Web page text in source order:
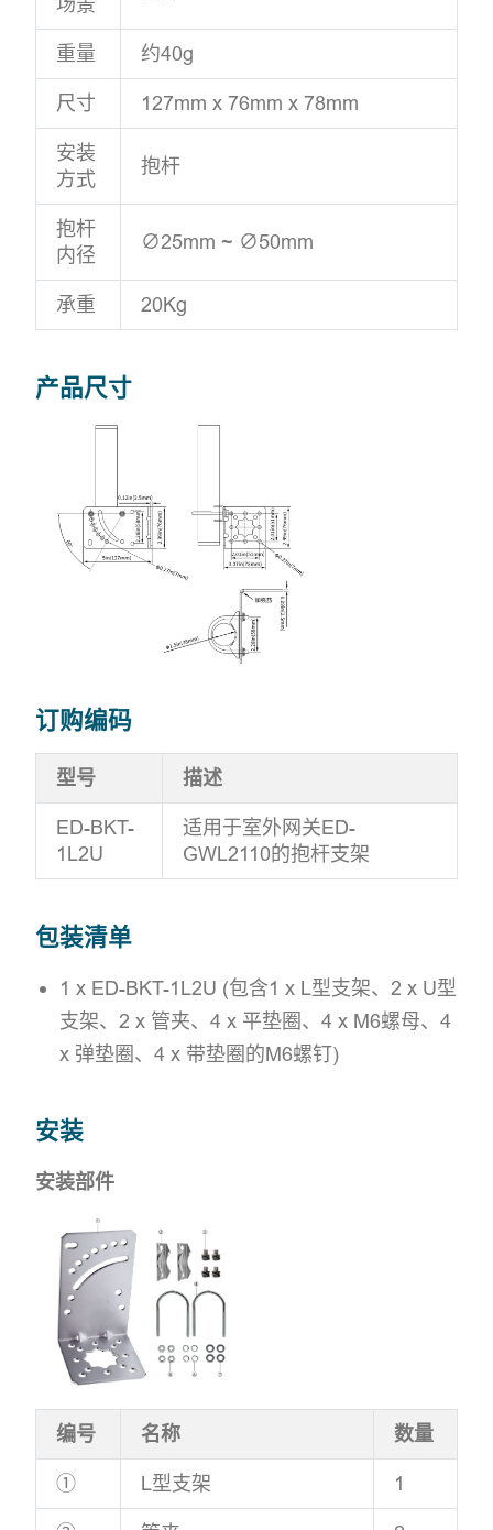
重量 约40g
尺寸 127mm x 76mm x 78mm
安装
方式
抱杆
抱杆
内径
∅25mm ~ ∅50mm
承重 20Kg
产品尺寸
订购编码
型号 描述
ED-BKT-
1L2U
适用于室外网关ED-
GWL2110的抱杆支架
包装清单
1 x ED-BKT-1L2U (包含1 x L型支架、2 x U型
支架、2 x 管夹、4 x 平垫圈、4 x M6螺母、4
x 弹垫圈、4 x 带垫圈的M6螺钉)
安装
安装部件
编号 名称 数量
① L型支架 1